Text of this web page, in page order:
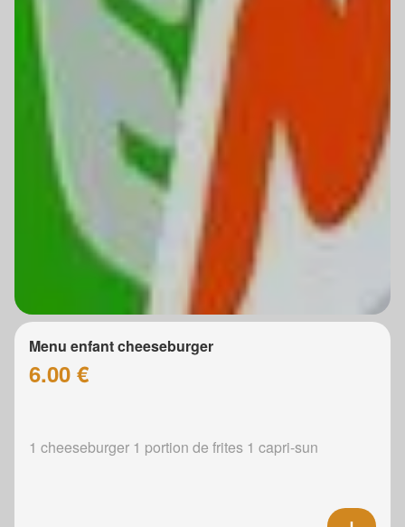
Menu enfant cheeseburger
6.00 €
1 cheeseburger 1 portion de frites 1 capri-sun